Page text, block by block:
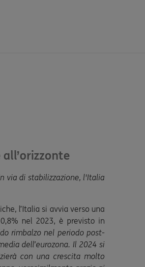
via di stabilizzazione, l'Italia
l’Italia si avvia verso una
nel 2023, è previsto in
rimbalzo nel periodo post-
dell’eurozona. Il 2024 si
con una crescita molto